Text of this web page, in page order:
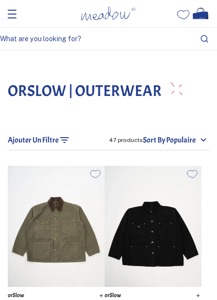
ORSLOW | OUTERWEAR
Ajouter Un Filtre 47 productsSort By Populaire
orSlow orSlow